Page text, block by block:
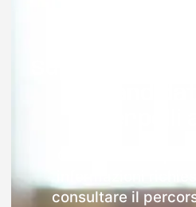
consultare il